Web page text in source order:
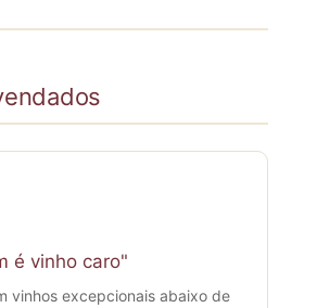
é vinho caro"
vinhos excepcionais abaixo de